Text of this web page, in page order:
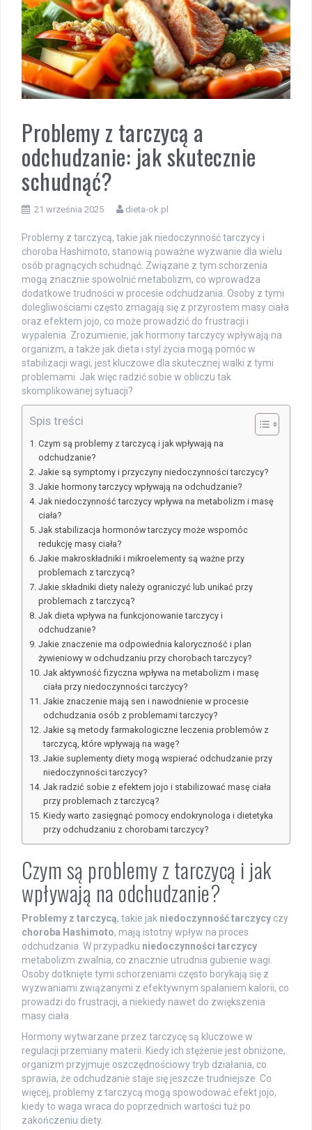
Problemy z tarczycą a
odchudzanie: jak skutecznie
schudnąć?
21 września 2025 dieta-ok.pl
Problemy z tarczycą, takie jak niedoczynność tarczycy i
choroba Hashimoto, stanowią poważne wyzwanie dla wielu
osób pragnących schudnąć. Związane z tym schorzenia
mogą znacznie spowolnić metabolizm, co wprowadza
dodatkowe trudności w procesie odchudzania. Osoby z tymi
dolegliwościami często zmagają się z przyrostem masy ciała
oraz efektem jojo, co może prowadzić do frustracji i
wypalenia. Zrozumienie, jak hormony tarczycy wpływają na
organizm, a także jak dieta i styl życia mogą pomóc w
stabilizacji wagi, jest kluczowe dla skutecznej walki z tymi
problemami. Jak więc radzić sobie w obliczu tak
skomplikowanej sytuacji?
Spis treści
Czym są problemy z tarczycą i jak wpływają na
odchudzanie?
Jakie są symptomy i przyczyny niedoczynności tarczycy?
Jakie hormony tarczycy wpływają na odchudzanie?
Jak niedoczynność tarczycy wpływa na metabolizm i masę
ciała?
Jak stabilizacja hormonów tarczycy może wspomóc
redukcję masy ciała?
Jakie makroskładniki i mikroelementy są ważne przy
problemach z tarczycą?
Jakie składniki diety należy ograniczyć lub unikać przy
problemach z tarczycą?
Jak dieta wpływa na funkcjonowanie tarczycy i
odchudzanie?
Jakie znaczenie ma odpowiednia kaloryczność i plan
żywieniowy w odchudzaniu przy chorobach tarczycy?
Jak aktywność fizyczna wpływa na metabolizm i masę
ciała przy niedoczynności tarczycy?
Jakie znaczenie mają sen i nawodnienie w procesie
odchudzania osób z problemami tarczycy?
Jakie są metody farmakologiczne leczenia problemów z
tarczycą, które wpływają na wagę?
Jakie suplementy diety mogą wspierać odchudzanie przy
niedoczynności tarczycy?
Jak radzić sobie z efektem jojo i stabilizować masę ciała
przy problemach z tarczycą?
Kiedy warto zasięgnąć pomocy endokrynologa i dietetyka
przy odchudzaniu z chorobami tarczycy?
Czym są problemy z tarczycą i jak
wpływają na odchudzanie?
Problemy z tarczycą, takie jak niedoczynność tarczycy czy
choroba Hashimoto, mają istotny wpływ na proces
odchudzania. W przypadku niedoczynności tarczycy
metabolizm zwalnia, co znacznie utrudnia gubienie wagi.
Osoby dotknięte tymi schorzeniami często borykają się z
wyzwaniami związanymi z efektywnym spalaniem kalorii, co
prowadzi do frustracji, a niekiedy nawet do zwiększenia
masy ciała.
Hormony wytwarzane przez tarczycę są kluczowe w
regulacji przemiany materii. Kiedy ich stężenie jest obniżone,
organizm przyjmuje oszczędnościowy tryb działania, co
sprawia, że odchudzanie staje się jeszcze trudniejsze. Co
więcej, problemy z tarczycą mogą spowodować efekt jojo,
kiedy to waga wraca do poprzednich wartości tuż po
zakończeniu diety.